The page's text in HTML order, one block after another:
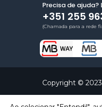
Precisa de ajuda?
+351 255
(Chamada para a rede
Copyright ©